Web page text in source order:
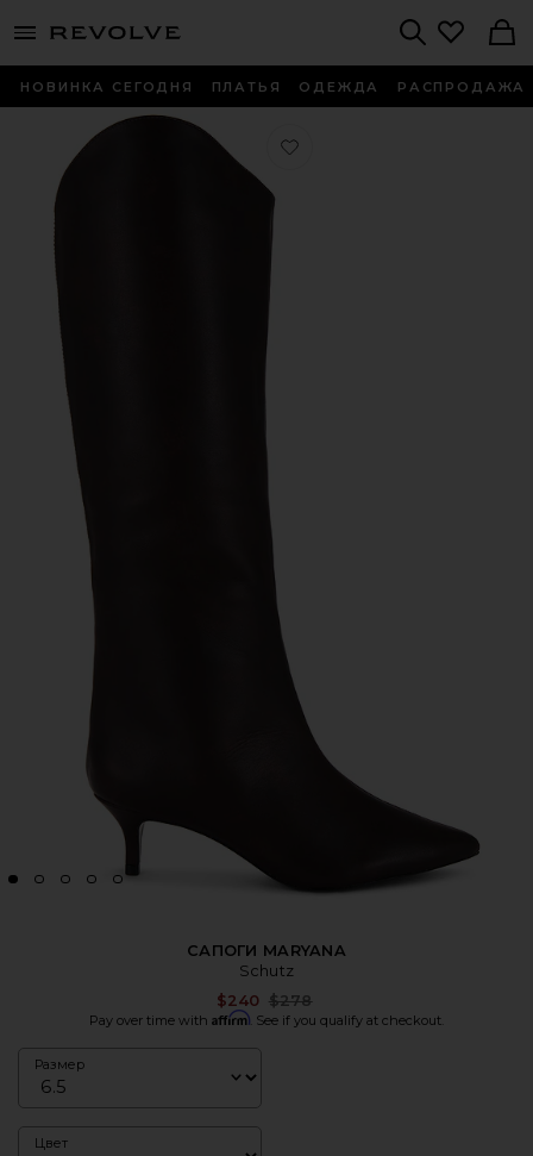
menu - shows more content
НОВИНКА СЕГОДНЯ ПЛАТЬЯ ОДЕЖДА РАСПРОДАЖА
Любимое САПОГИ MARYANA
САПОГИ MARYANA
Schutz
$240 Previous price:
$278
Pay over time with Affirm . See if you qualify at checkout.
Размер
Цвет